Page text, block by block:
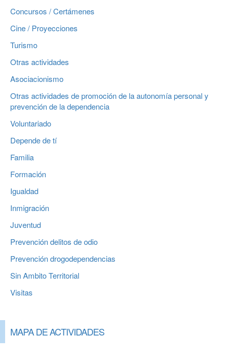
Concursos / Certámenes
Cine / Proyecciones
Turismo
Otras actividades
Asociacionismo
Otras actividades de promoción de la autonomía personal y
prevención de la dependencia
Voluntariado
Depende de tí
Familia
Formación
Igualdad
Inmigración
Juventud
Prevención delitos de odio
Prevención drogodependencias
Sin Ambito Territorial
Visitas
MAPA DE ACTIVIDADES